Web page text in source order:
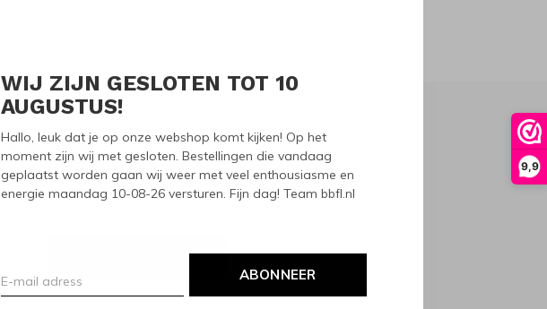
9,9
WIJ ZIJN GESLOTEN TOT 10
AUGUSTUS!
Hallo, leuk dat je op onze webshop komt kijken! Op het
moment zijn wij met gesloten. Bestellingen die vandaag
geplaatst worden gaan wij weer met veel enthousiasme en
energie maandag 10-08-26 versturen. Fijn dag! Team bbfl.nl
ABONNEER
en promoties